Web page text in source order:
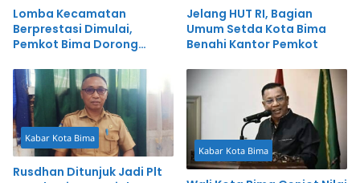
Lomba Kecamatan
Berprestasi Dimulai,
Pemkot Bima Dorong
Cepat
Jelang HUT RI, Bagian
Umum Setda Kota Bima
Benahi Kantor Pemkot
Kabar Kota Bima
Rusdhan Ditunjuk Jadi Plt
Kabar Kota Bima